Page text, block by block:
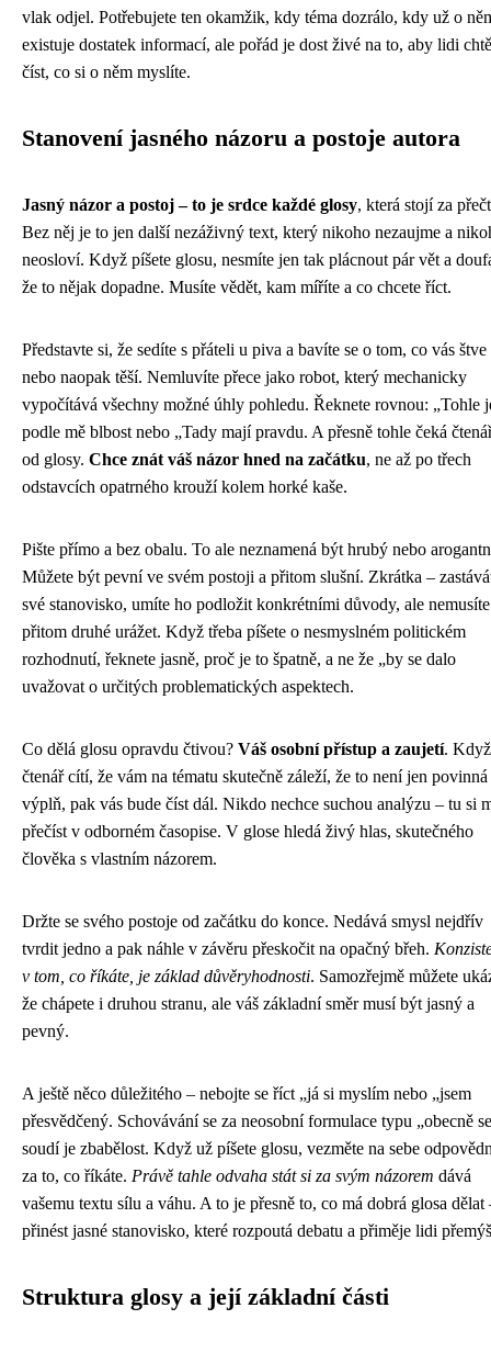
vlak odjel. Potřebujete ten okamžik, kdy téma dozrálo, kdy už o
existuje dostatek informací, ale pořád je dost živé na to, aby lidi
číst, co si o něm myslíte.
Stanovení jasného názoru a postoje autora
Jasný názor a postoj – to je srdce každé glosy, která stojí za
Bez něj je to jen další nezáživný text, který nikoho nezaujme a
neosloví. Když píšete glosu, nesmíte jen tak plácnout pár vět a
že to nějak dopadne. Musíte vědět, kam míříte a co chcete říct.
Představte si, že sedíte s přáteli u piva a bavíte se o tom, co vás štve
nebo naopak těší. Nemluvíte přece jako robot, který mechanicky
vypočítává všechny možné úhly pohledu. Řeknete rovnou: „Tohle
podle mě blbost nebo „Tady mají pravdu. A přesně tohle čeká
od glosy. Chce znát váš názor hned na začátku, ne až po třech
odstavcích opatrného krouží kolem horké kaše.
Pište přímo a bez obalu. To ale neznamená být hrubý nebo
Můžete být pevní ve svém postoji a přitom slušní. Zkrátka –
své stanovisko, umíte ho podložit konkrétními důvody, ale nemusíte
přitom druhé urážet. Když třeba píšete o nesmyslném politickém
rozhodnutí, řeknete jasně, proč je to špatně, a ne že „by se dalo
uvažovat o určitých problematických aspektech.
Co dělá glosu opravdu čtivou? Váš osobní přístup a zaujetí. Když
čtenář cítí, že vám na tématu skutečně záleží, že to není jen povinná
výplň, pak vás bude číst dál. Nikdo nechce suchou analýzu – tu si
přečíst v odborném časopise. V glose hledá živý hlas, skutečného
člověka s vlastním názorem.
Držte se svého postoje od začátku do konce. Nedává smysl nejdřív
tvrdit jedno a pak náhle v závěru přeskočit na opačný břeh.
v tom, co říkáte, je základ důvěryhodnosti. Samozřejmě můžete
že chápete i druhou stranu, ale váš základní směr musí být jasný a
pevný.
A ještě něco důležitého – nebojte se říct „já si myslím nebo „jsem
přesvědčený. Schovávání se za neosobní formulace typu „obecně se
soudí je zbabělost. Když už píšete glosu, vezměte na sebe
za to, co říkáte. Právě tahle odvaha stát si za svým názorem dává
vašemu textu sílu a váhu. A to je přesně to, co má dobrá glosa dělat
přinést jasné stanovisko, které rozpoutá debatu a přiměje lidi
Struktura glosy a její základní části